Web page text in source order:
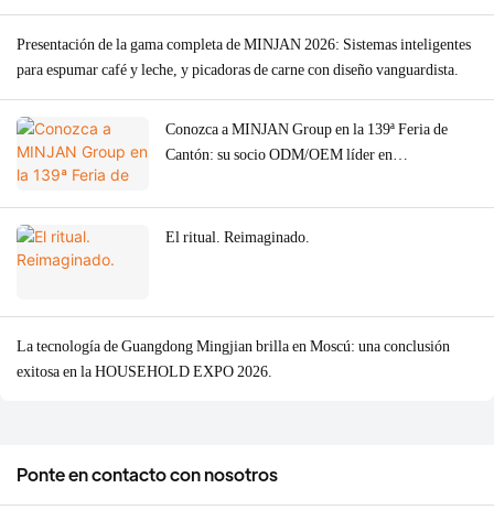
Presentación de la gama completa de MINJAN 2026: Sistemas inteligentes
para espumar café y leche, y picadoras de carne con diseño vanguardista.
Conozca a MINJAN Group en la 139ª Feria de
Cantón: su socio ODM/OEM líder en
El ritual. Reimaginado.
La tecnología de Guangdong Mingjian brilla en Moscú: una conclusión
exitosa en la HOUSEHOLD EXPO 2026.
Ponte en contacto con nosotros